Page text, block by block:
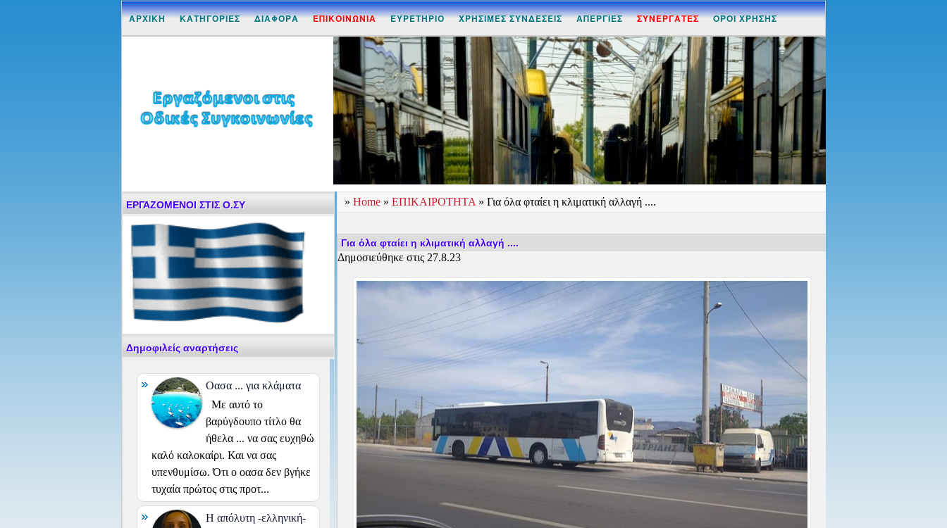
ΑΡΧΙΚΗ ΚΑΤΗΓΟΡΙΕΣ ΔΙΑΦΟΡΑ ΕΠΙΚΟΙΝΩΝΙΑ ΕΥΡΕΤΗΡΙΟ ΧΡΗΣΙΜΕΣ ΣΥΝΔΕΣΕΙΣ ΑΠΕΡΓΙΕΣ ΣΥΝΕΡΓΑΤΕΣ ΟΡΟΙ ΧΡΗΣΗΣ
» Home » ΕΠΙΚΑΙΡΟΤΗΤΑ » Για όλα φταίει η κλιματική αλλαγή ....
Για όλα φταίει η κλιματική αλλαγή ....
Δημοσιεύθηκε στις 27.8.23
ΕΡΓΑΖΟΜΕΝΟΙ ΣΤΙΣ Ο.ΣΥ
Δημοφιλείς αναρτήσεις
Οασα ... για κλάματα
Με αυτό το
βαρύγδουπο τίτλο θα
ήθελα ... να σας ευχηθώ
καλό καλοκαίρι. Και να σας
υπενθυμίσω. Ότι ο οασα δεν βγήκε
τυχαία πρώτος στις προτ...
H απόλυτη -ελληνική-